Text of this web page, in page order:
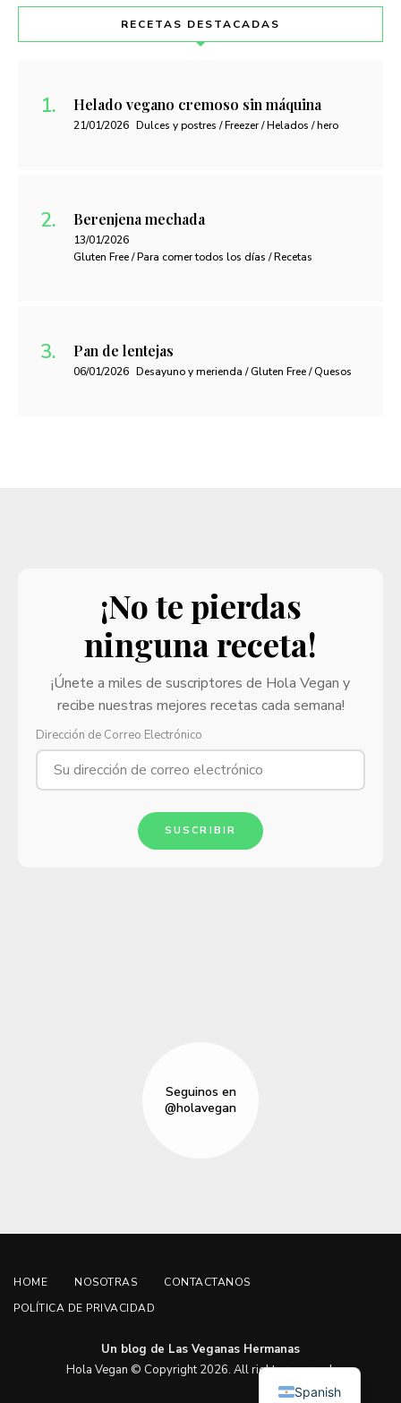
RECETAS DESTACADAS
Helado vegano cremoso sin máquina
21/01/2026 Dulces y postres / Freezer / Helados / hero
Berenjena mechada
13/01/2026
Gluten Free / Para comer todos los días / Recetas
Pan de lentejas
06/01/2026 Desayuno y merienda / Gluten Free / Quesos
¡No te pierdas
ninguna receta!
¡Únete a miles de suscriptores de Hola Vegan y
recibe nuestras mejores recetas cada semana!
Dirección de Correo Electrónico
SUSCRIBIR
Seguinos en
@holavegan
HOME NOSOTRAS
CONTACTANOS
POLÍTICA DE PRIVACIDAD
Un blog de Las Veganas Hermanas
Hola Vegan © Copyright 2026. All rights reserved.
Spanish
English